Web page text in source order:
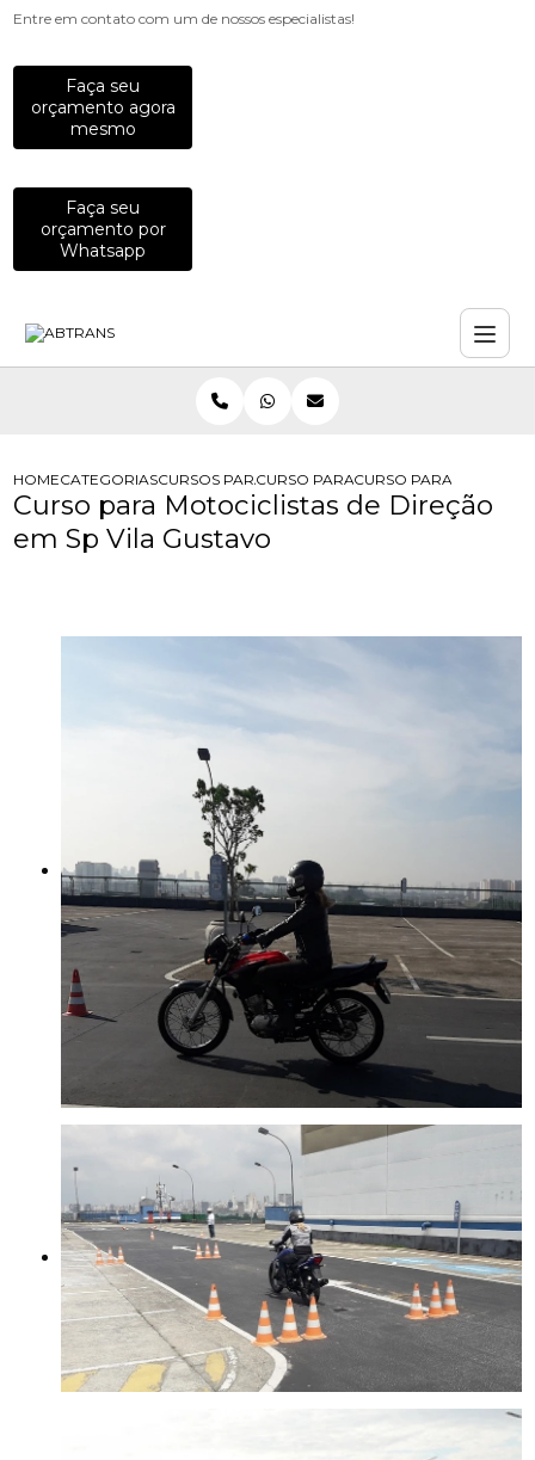
Entre em contato com um de nossos especialistas!
Faça seu
orçamento agora
mesmo
Faça seu
orçamento por
Whatsapp
HOMECATEGORIASCURSOS PARA MOTOCICLISTAS
CURSO PARA MOTOCICLISTA
CURSO PARA
Curso para Motociclistas de Direção
em Sp Vila Gustavo